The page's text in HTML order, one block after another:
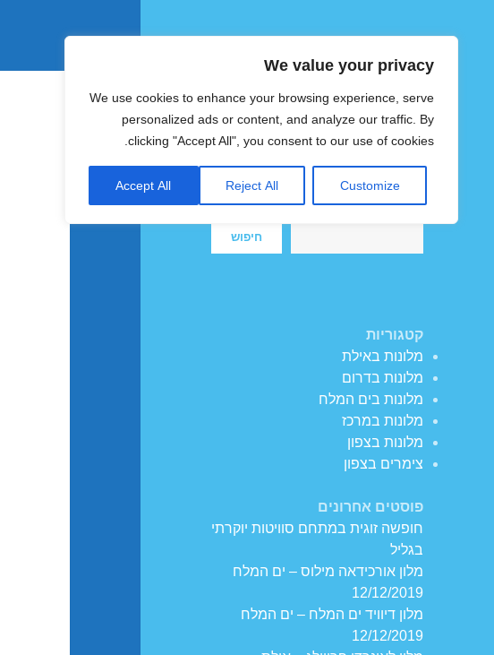
We value your privacy
We use cookies to enhance your browsing experience, serve
personalized ads or content, and analyze our traffic. By
clicking "Accept All", you consent to our use of cookies.
Customize
Reject All
Accept All
צימרים ומלונות זולים בישראל
חיפוש
חיפוש
קטגוריות
מלונות באילת
מלונות בדרום
מלונות בים המלח
מלונות במרכז
מלונות בצפון
צימרים בצפון
פוסטים אחרונים
חופשה זוגית במתחם סוויטות יוקרתי
בגליל
מלון אורכידאה מילוס – ים המלח
12/12/2019
מלון דיוויד ים המלח – ים המלח
12/12/2019